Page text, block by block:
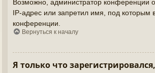
Возможно, администратор конференции
IP-адрес или запретил имя, под которым
конференции.
Вернуться к началу
Я только что